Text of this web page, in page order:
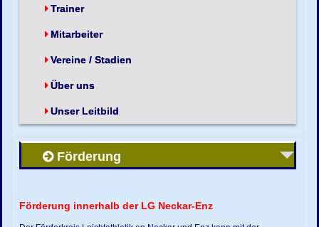
Trainer
Mitarbeiter
Vereine / Stadien
Über uns
Unser Leitbild
Förderung
Förderung innerhalb der LG Neckar-Enz